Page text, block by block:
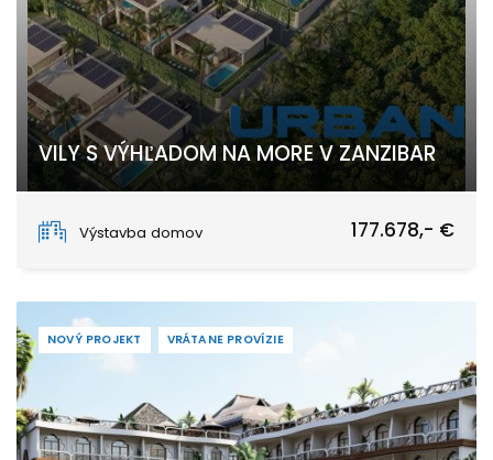
VILY S VÝHĽADOM NA MORE V ZANZIBAR
Výstavba domov
177.678,- €
NOVÝ PROJEKT VRÁTANE PROVÍZIE